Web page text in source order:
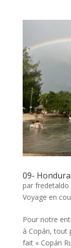
09-
par fredetaldo
Voyage en
Pour notre
à Copán, tout
fait « Copán